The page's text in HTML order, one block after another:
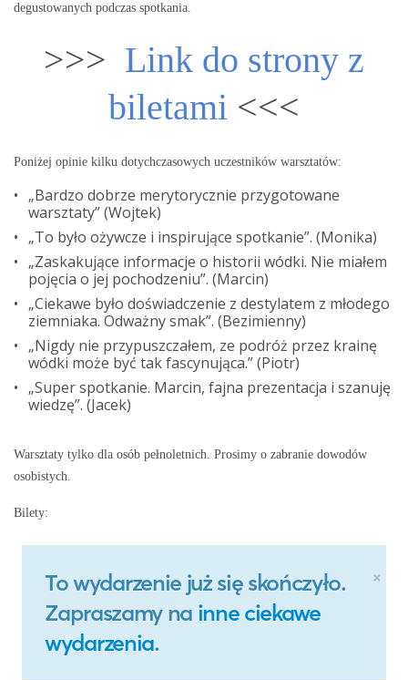
degustowanych podczas spotkania.
>>> Link do strony z
biletami <<<
Poniżej opinie kilku dotychczasowych uczestników warsztatów:
„Bardzo dobrze merytorycznie przygotowane
warsztaty” (Wojtek)
„To było ożywcze i inspirujące spotkanie”. (Monika)
„Zaskakujące informacje o historii wódki. Nie miałem
pojęcia o jej pochodzeniu”. (Marcin)
„Ciekawe było doświadczenie z destylatem z młodego
ziemniaka. Odważny smak”. (Bezimienny)
„Nigdy nie przypuszczałem, ze podróż przez krainę
wódki może być tak fascynująca.” (Piotr)
„Super spotkanie. Marcin, fajna prezentacja i szanuję
wiedzę”. (Jacek)
Warsztaty tylko dla osób pełnoletnich. Prosimy o zabranie dowodów
osobistych.
Bilety: